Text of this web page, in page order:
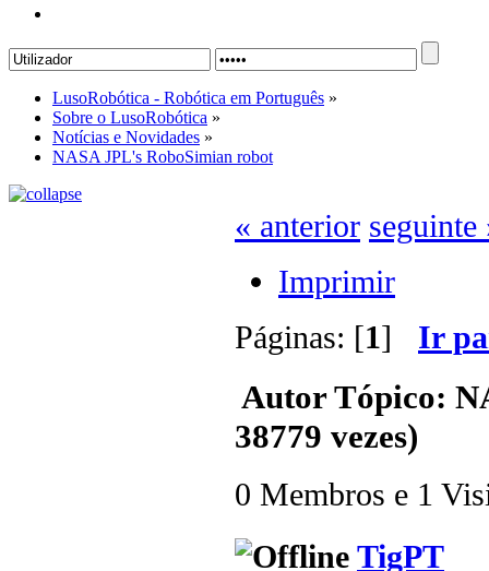
LusoRobótica - Robótica em Português »
Sobre o LusoRobótica »
Notícias e Novidades »
NASA JPL's RoboSimian robot
« anterior seguinte
Imprimir
Páginas: [1] Ir
AutorTópico:
38779 vezes)
0 Membros e 1
TigPT